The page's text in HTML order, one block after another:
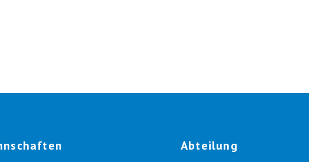
Abteilung